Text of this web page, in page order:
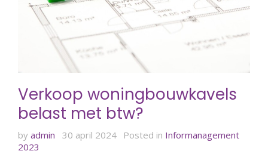
Verkoop woningbouwkavels
belast met btw?
by admin 30 april 2024 Posted in Informanagement
2023